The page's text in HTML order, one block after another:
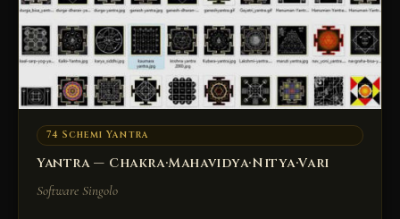
74 Schemi Yantra
Yantra — Chakra·Mahavidya·Nitya·Vari
Software Singolo